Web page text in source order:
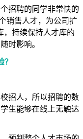
招聘的同学非常快的
销售人才，为公司扩
，持续保持人才库的
时影响。
招人，所以招聘的数
生能够在线上无触达